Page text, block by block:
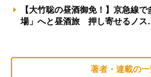
【大竹聡の昼酒御免！】京急線
場」へと昼酒旅 押し寄せるノ
著者・連載の